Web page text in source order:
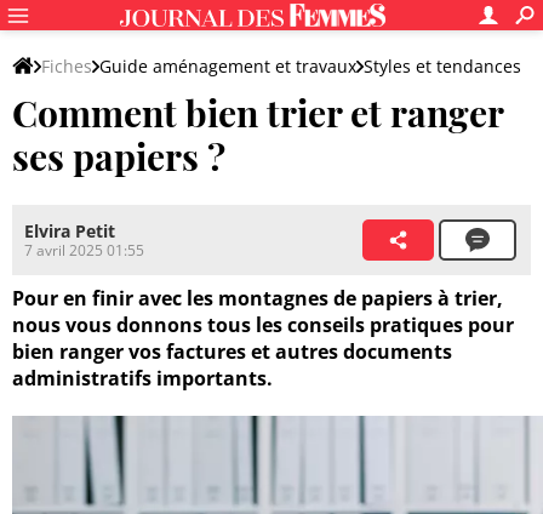
Fiches Guide aménagement et travaux Styles et tendances
Idées et règles déco Rangement
Comment bien trier et ranger
ses papiers ?
Elvira Petit
7 avril 2025 01:55
Pour en finir avec les montagnes de papiers à trier,
nous vous donnons tous les conseils pratiques pour
bien ranger vos factures et autres documents
administratifs importants.